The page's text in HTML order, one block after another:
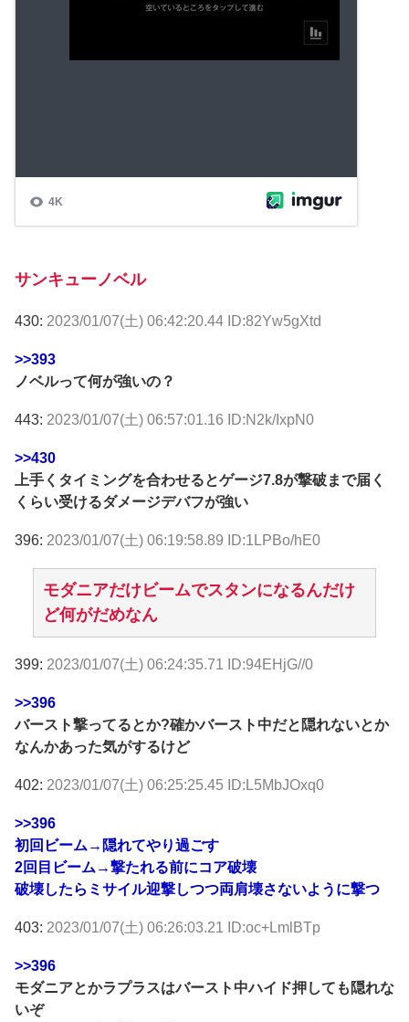
サンキューノベル
430: 2023/01/07(土) 06:42:20.44 ID:82Yw5gXtd
>>393
ノベルって何が強いの？
443: 2023/01/07(土) 06:57:01.16 ID:N2k/IxpN0
>>430
上手くタイミングを合わせるとゲージ7.8が撃破まで届く
くらい受けるダメージデバフが強い
396: 2023/01/07(土) 06:19:58.89 ID:1LPBo/hE0
モダニアだけビームでスタンになるんだけ
ど何がだめなん
399: 2023/01/07(土) 06:24:35.71 ID:94EHjG//0
>>396
バースト撃ってるとか?確かバースト中だと隠れないとか
なんかあった気がするけど
402: 2023/01/07(土) 06:25:25.45 ID:L5MbJOxq0
>>396
初回ビーム→隠れてやり過ごす
2回目ビーム→撃たれる前にコア破壊
破壊したらミサイル迎撃しつつ両肩壊さないように撃つ
403: 2023/01/07(土) 06:26:03.21 ID:oc+LmlBTp
>>396
モダニアとかラプラスはバースト中ハイド押しても隠れな
いぞ